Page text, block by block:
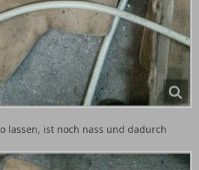
lassen, ist noch nass und dadurch